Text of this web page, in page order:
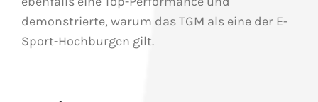
demonstrierte, warum das TGM als eine der E-
Sport-Hochburgen gilt.